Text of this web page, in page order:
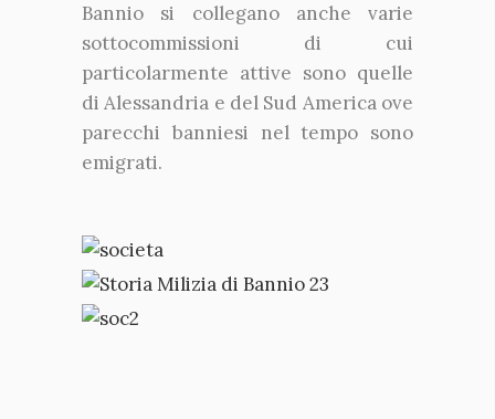
Bannio si collegano anche varie
sottocommissioni di cui
particolarmente attive sono quelle
di Alessandria e del Sud America ove
parecchi banniesi nel tempo sono
emigrati.